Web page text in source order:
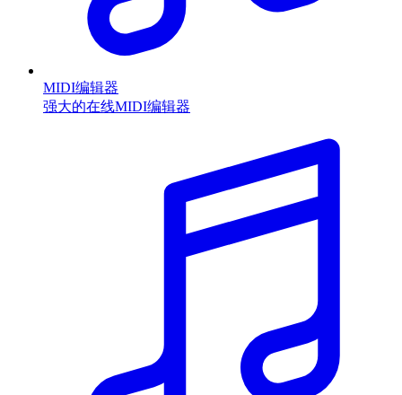
MIDI编辑器
强大的在线MIDI编辑器